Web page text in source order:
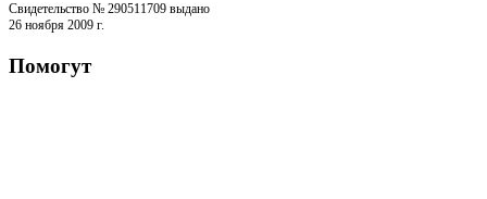
Свидетельство № 290511709 выдано
26 ноября 2009 г.
Помогут